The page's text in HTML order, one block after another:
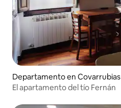
Departamento en Covarrubias
El apartamento del tío Fernán